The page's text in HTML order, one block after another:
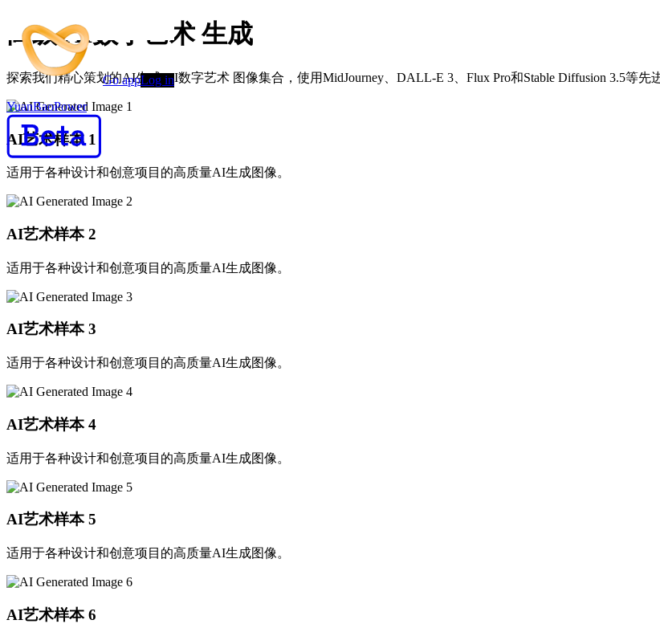
YuanBaoPower
Go appLog in
高级 AI数字艺术 生成
探索我们精心策划的AI生成 AI数字艺术 图像集合，使用MidJourney、DALL-E 3、Flux Pro和Stable Diffusion 3.5等先
AI艺术样本 1
适用于各种设计和创意项目的高质量AI生成图像。
AI艺术样本 2
适用于各种设计和创意项目的高质量AI生成图像。
AI艺术样本 3
适用于各种设计和创意项目的高质量AI生成图像。
AI艺术样本 4
适用于各种设计和创意项目的高质量AI生成图像。
AI艺术样本 5
适用于各种设计和创意项目的高质量AI生成图像。
AI艺术样本 6